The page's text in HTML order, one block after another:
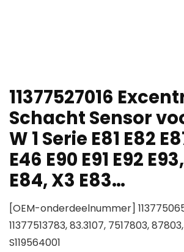
11377527016
Schacht Sensor
W 1 Serie E81 E82
E46 E90 E91 E92
E84, X3 E83…
[OEM-onderdeelnummer]
11377513783, 83.3107, 7517803,
S119564001